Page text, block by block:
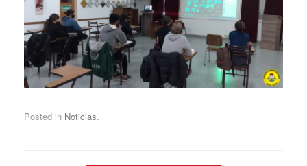
Posted in Noticias.